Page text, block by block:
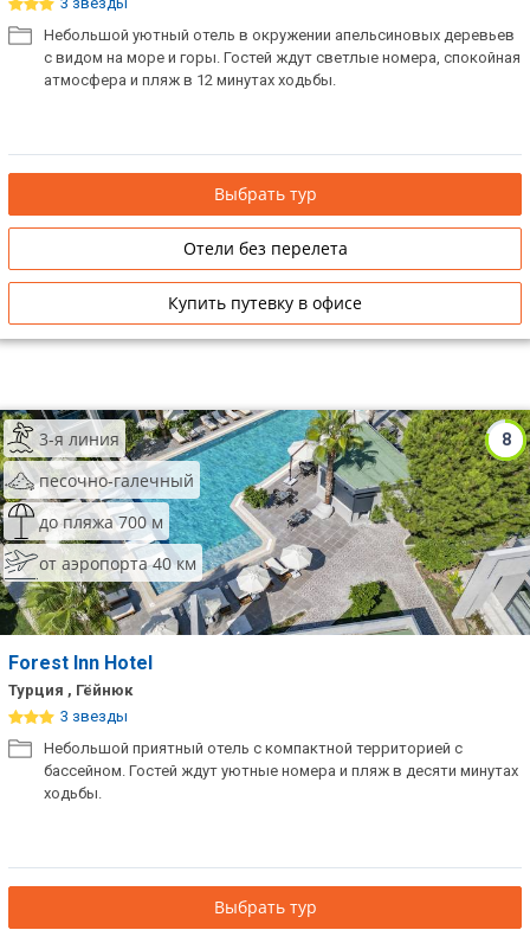
Небольшой уютный отель в окружении апельсиновых деревьев
с видом на море и горы. Гостей ждут светлые номера, спокойная
атмосфера и пляж в 12 минутах ходьбы.
Выбрать тур
Отели без перелета
Купить путевку в офисе
8
3-я линия
песочно-галечный
до пляжа 700 м
от аэропорта 40 км
Forest Inn Hotel
Турция , Гёйнюк
3 звезды
Небольшой приятный отель с компактной территорией с
бассейном. Гостей ждут уютные номера и пляж в десяти минутах
ходьбы.
Выбрать тур